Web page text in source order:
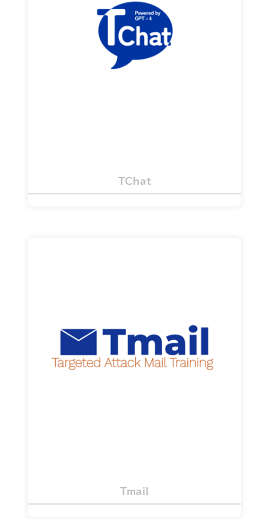
TChat
ChatGPTを社内で安全にご利用いただけ
るよう Microsoftが提供する ”Azure
OpenAI Service” を活用したサービス
Tmail
会社や従業員をサイバー攻撃から守るための
標的型メール攻撃訓練